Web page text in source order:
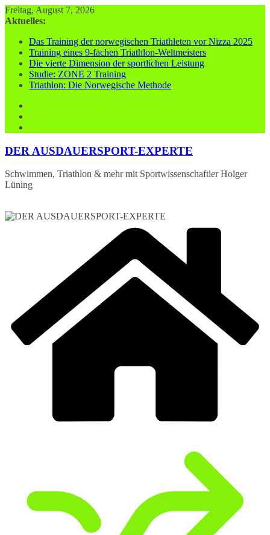
Zum
Inhalt
Freitag, August 7, 2026
Aktuelles:
Das Training der norwegischen Triathleten vor Nizza 2025
Training eines 9-fachen Triathlon-Weltmeisters
Die vierte Dimension der sportlichen Leistung
Studie: ZONE 2 Training
Triathlon: Die Norwegische Methode
DER AUSDAUERSPORT-EXPERTE
Schwimmen, Triathlon & mehr mit Sportwissenschaftler Holger
Lüning